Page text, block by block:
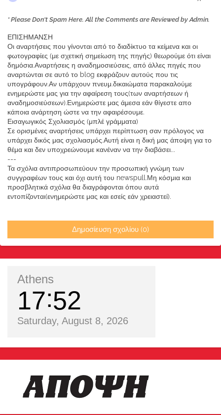
* Please Don't Spam Here. All the Comments are Reviewed by Admin.
ΕΠΙΣΗΜΑΝΣΗ
Οι αναρτήσεις που γίνονται από το διαδίκτυο τα κείμενα και οι
φωτογραφίες (με σχετική σημείωση της πηγής) θεωρούμε ότι είναι
δημόσια.Αναρτήσεις η αναδημοσιεύσεις, από άλλες πηγές που
αναρτώνται σε αυτό το blog εκφράζουν αυτούς που τις
υπογράφουν.Αν υπάρχουν πνευμ.δικαιώματα παρακαλούμε
ενημερώστε μας για την αφαίρεση τους(των αναρτήσεων ή
αναδημοσιεύσεων).Ενημερώστε μας άμεσα εάν θίγεστε απο
κάποια ανάρτηση ώστε να την αφαιρέσουμε.
Εισαγωγικός Σχολιασμός (μπλέ γράμματα)
Σε ορισμένες αναρτήσεις υπάρχει περίπτωση σαν πρόλογος να
υπάρχει δικός μας σχολιασμός.Αυτή είναι η δική μας άποψη για το
θέμα και δεν υποχρεώνουμε κανέναν να την διαβάσει...
---
Τα σχόλια αντιπροσωπεύουν την προσωπική γνώμη των
συγγραφέων τους και όχι αυτή του newspull.Μη κόσμια και
προσβλητικά σχόλια θα διαγράφονται όπου αυτά
εντοπίζονται(ενημερώστε μας και εσείς εάν χρειαστεί).
Δημοσίευση σχολίου (0)
Athens
17 52
Saturday, August 8, 2026